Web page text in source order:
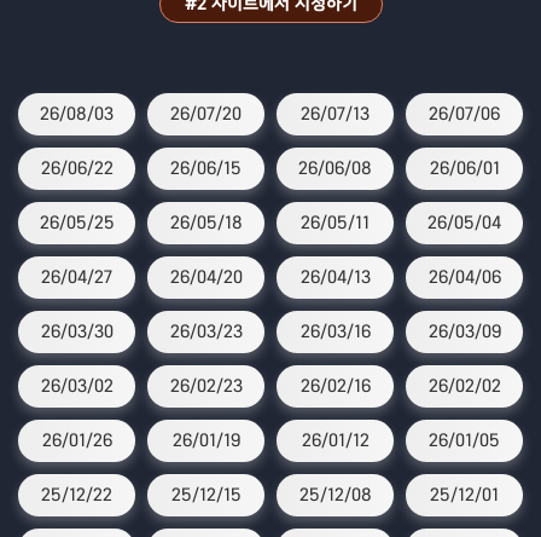
26/08/03 26/07/20 26/07/13 26/07/06
26/06/22 26/06/15 26/06/08 26/06/01
26/05/25 26/05/18 26/05/11 26/05/04
26/04/27 26/04/20 26/04/13 26/04/06
26/03/30 26/03/23 26/03/16 26/03/09
26/03/02 26/02/23 26/02/16 26/02/02
26/01/26 26/01/19 26/01/12 26/01/05
25/12/22 25/12/15 25/12/08 25/12/01